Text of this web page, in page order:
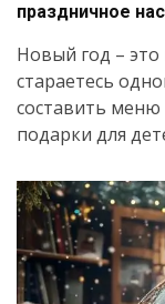
праздничное
Новый год – это
стараетесь
составить меню
подарки для